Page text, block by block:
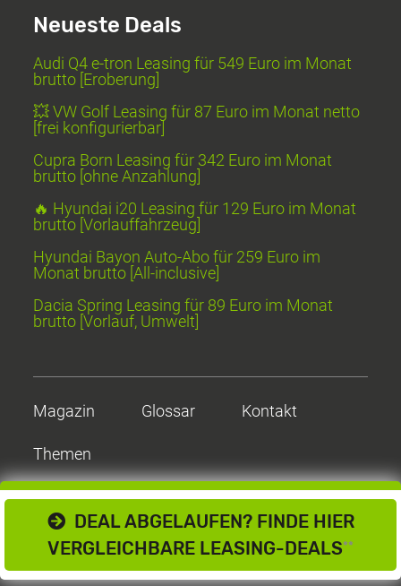
DEAL ABGELAUFEN? FINDE HIER
VERGLEICHBARE LEASING-DEALS**
Neueste Deals
Audi Q4 e-tron Leasing für 549 Euro im Monat
brutto [Eroberung]
💥 VW Golf Leasing für 87 Euro im Monat netto
[frei konfigurierbar]
Cupra Born Leasing für 342 Euro im Monat
brutto [ohne Anzahlung]
🔥 Hyundai i20 Leasing für 129 Euro im Monat
brutto [Vorlauffahrzeug]
Hyundai Bayon Auto-Abo für 259 Euro im
Monat brutto [All-inclusive]
Dacia Spring Leasing für 89 Euro im Monat
brutto [Vorlauf, Umwelt]
Magazin Glossar Kontakt
Themen